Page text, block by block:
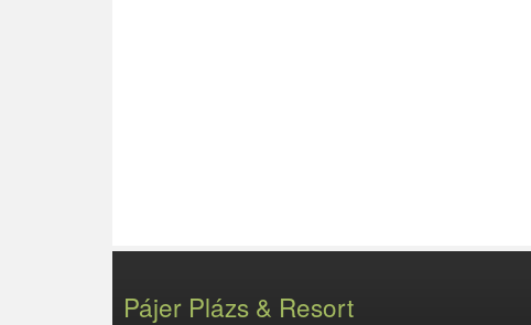
Pájer Plázs & Resort